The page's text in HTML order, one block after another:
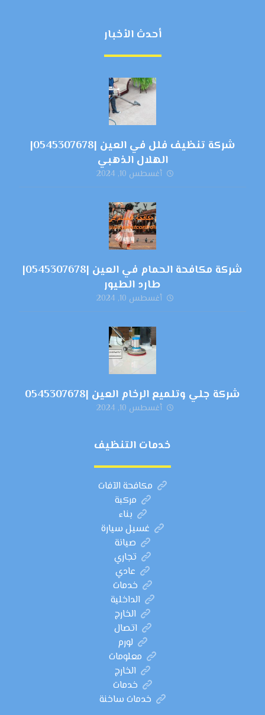
أحدث الأخبار
شركة تنظيف فلل في العين |0545307678|
الهلال الذهبي
أغسطس 10, 2024
شركة مكافحة الحمام في العين |0545307678|
طارد الطيور
أغسطس 10, 2024
شركة جلي وتلميع الرخام العين |0545307678
أغسطس 10, 2024
خدمات التنظيف
مكافحة الآفات
مركبة
بناء
غسيل سيارة
صيانة
تجاري
عادي
خدمات
الداخلية
الخارج
اتصال
لورم
معلومات
الخارج
خدمات
خدمات ساخنة